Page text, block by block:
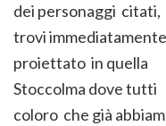
dei personaggi citati,
trovi immediatamente
proiettato in quella
Stoccolma dove tutti
coloro che già